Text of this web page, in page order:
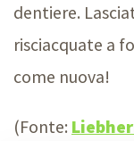
dentiere.
risciacquate a
come nuova!
(Fonte: